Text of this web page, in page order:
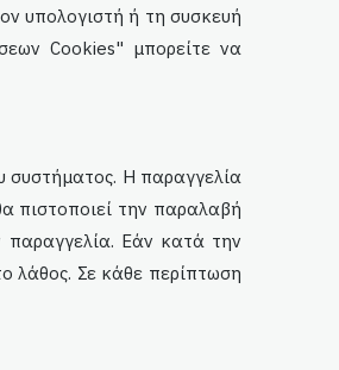
υπολογιστή ή τη συσκευή
Cookies" μπορείτε να
συστήματος. Η παραγγελία
πιστοποιεί την παραλαβή
παραγγελία. Εάν κατά την
λάθος. Σε κάθε περίπτωση